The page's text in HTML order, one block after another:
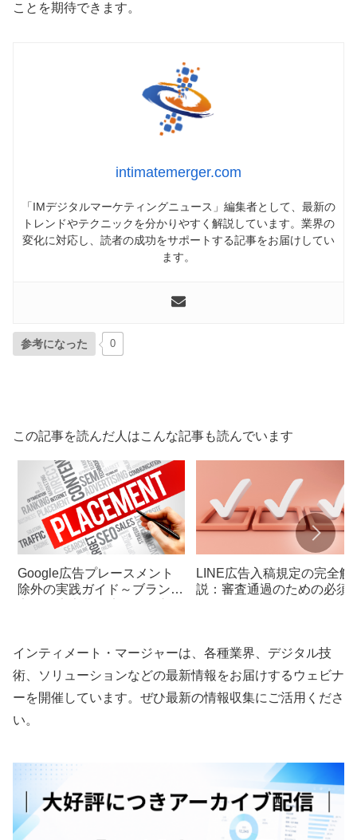
ことを期待できます。
intimatemerger.com
「IMデジタルマーケティングニュース」編集者として、最新の
トレンドやテクニックを分かりやすく解説しています。業界の
変化に対応し、読者の成功をサポートする記事をお届けしてい
ます。
参考になった 0
この記事を読んだ人はこんな記事も読んでいます
Google広告プレースメント
除外の実践ガイド～ブランド
LINE広告入稿規定の完全解
説：審査通過のための必須
インティメート・マージャーは、各種業界、デジタル技
術、ソリューションなどの最新情報をお届けするウェビナ
ーを開催しています。ぜひ最新の情報収集にご活用くださ
い。